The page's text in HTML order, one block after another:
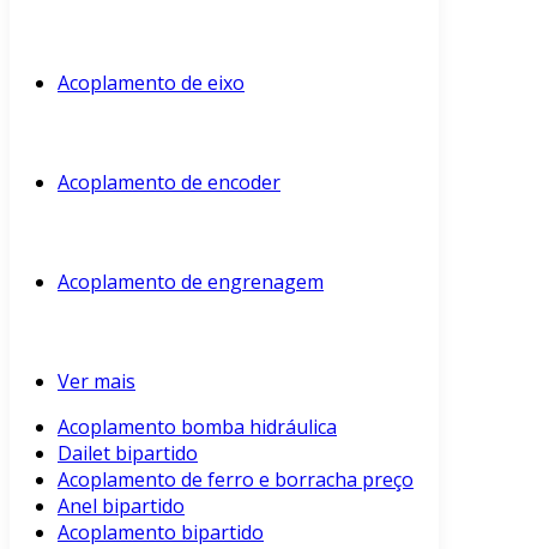
Acoplamento de eixo
Acoplamento de encoder
Acoplamento de engrenagem
Ver mais
Acoplamento bomba hidráulica
Dailet bipartido
Acoplamento de ferro e borracha preço
Anel bipartido
Acoplamento bipartido